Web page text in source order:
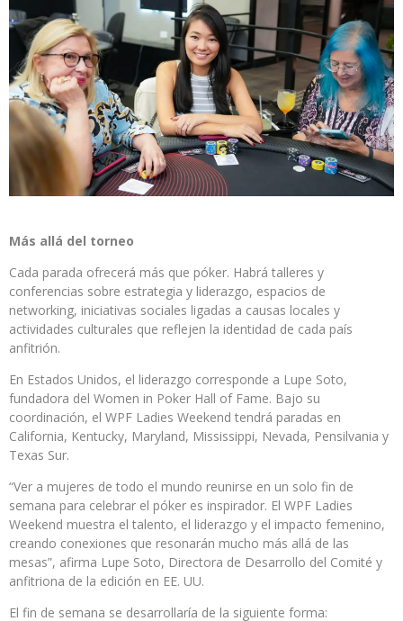
Más allá del torneo
Cada parada ofrecerá más que póker. Habrá talleres y
conferencias sobre estrategia y liderazgo, espacios de
networking, iniciativas sociales ligadas a causas locales y
actividades culturales que reflejen la identidad de cada país
anfitrión.
En Estados Unidos, el liderazgo corresponde a Lupe Soto,
fundadora del Women in Poker Hall of Fame. Bajo su
coordinación, el WPF Ladies Weekend tendrá paradas en
California, Kentucky, Maryland, Mississippi, Nevada, Pensilvania y
Texas Sur.
“Ver a mujeres de todo el mundo reunirse en un solo fin de
semana para celebrar el póker es inspirador. El WPF Ladies
Weekend muestra el talento, el liderazgo y el impacto femenino,
creando conexiones que resonarán mucho más allá de las
mesas”, afirma Lupe Soto, Directora de Desarrollo del Comité y
anfitriona de la edición en EE. UU.
El fin de semana se desarrollaría de la siguiente forma: